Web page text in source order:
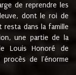
de reprendre les
dont le roi de
resta dans la famille
une partie de la
Louis Honoré de
procès de l'énorme